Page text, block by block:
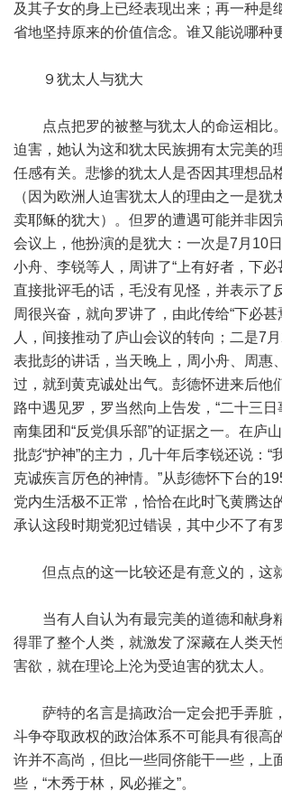
及其子女的身上已经表现出来；再一种是
省地坚持原来的价值信念。谁又能说哪种
９犹太人与犹大
点点把罗的被整与犹太人的命运相比
迫害，她认为这和犹太民族拥有太完美的
任感有关。悲惨的犹太人是否因其理想品
（因为欧洲人迫害犹太人的理由之一是犹
卖耶稣的犹大）。但罗的遭遇可能并非因
会议上，他扮演的是犹大：一次是7月10
小舟、李锐等人，周讲了“上有好者，下必
直接批评毛的话，毛没有见怪，并表示了
周很兴奋，就向罗讲了，由此传给“下必甚
人，间接推动了庐山会议的转向；二是7
表批彭的讲话，当天晚上，周小舟、周惠
过，就到黄克诚处出气。彭德怀进来后他
路中遇见罗，罗当然向上告发，“二十三日
南集团和“反党俱乐部”的证据之一。在庐
批彭“护神”的主力，几十年后李锐还说：“
克诚疾言厉色的神情。”从彭德怀下台的
党内生活极不正常，恰恰在此时飞黄腾达
承认这段时期党犯过错误，其中少不了有
但点点的这一比较还是有意义的，这就
当有人自认为有最完美的道德和献身
得罪了整个人类，就激发了深藏在人类天
害欲，就在理论上沦为受迫害的犹太人。
萨特的名言是搞政治一定会把手弄脏
斗争夺取政权的政治体系不可能具有很高
许并不高尚，但比一些同侪能干一些，上
些，“木秀于林，风必摧之”。